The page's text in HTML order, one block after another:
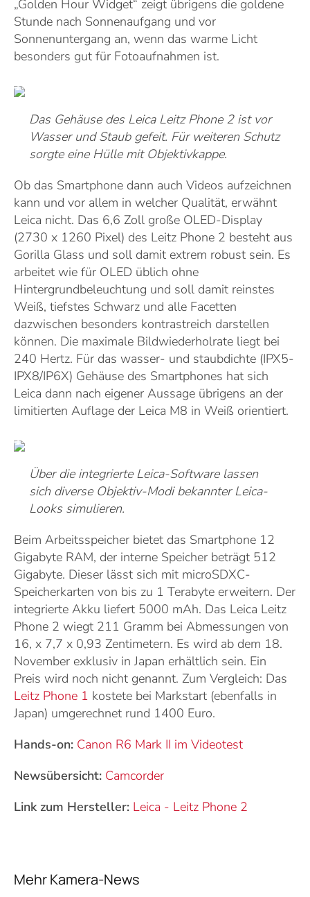
„Golden Hour Widget“ zeigt übrigens die goldene
Stunde nach Sonnenaufgang und vor
Sonnenuntergang an, wenn das warme Licht
besonders gut für Fotoaufnahmen ist.
Das Gehäuse des Leica Leitz Phone 2 ist vor
Wasser und Staub gefeit. Für weiteren Schutz
sorgte eine Hülle mit Objektivkappe.
Ob das Smartphone dann auch Videos aufzeichnen
kann und vor allem in welcher Qualität, erwähnt
Leica nicht. Das 6,6 Zoll große OLED-Display
(2730 x 1260 Pixel) des Leitz Phone 2 besteht aus
Gorilla Glass und soll damit extrem robust sein. Es
arbeitet wie für OLED üblich ohne
Hintergrundbeleuchtung und soll damit reinstes
Weiß, tiefstes Schwarz und alle Facetten
dazwischen besonders kontrastreich darstellen
können. Die maximale Bildwiederholrate liegt bei
240 Hertz. Für das wasser- und staubdichte (IPX5-
IPX8/IP6X) Gehäuse des Smartphones hat sich
Leica dann nach eigener Aussage übrigens an der
limitierten Auflage der Leica M8 in Weiß orientiert.
Über die integrierte Leica-Software lassen
sich diverse Objektiv-Modi bekannter Leica-
Looks simulieren.
Beim Arbeitsspeicher bietet das Smartphone 12
Gigabyte RAM, der interne Speicher beträgt 512
Gigabyte. Dieser lässt sich mit microSDXC-
Speicherkarten von bis zu 1 Terabyte erweitern. Der
integrierte Akku liefert 5000 mAh. Das Leica Leitz
Phone 2 wiegt 211 Gramm bei Abmessungen von
16, x 7,7 x 0,93 Zentimetern. Es wird ab dem 18.
November exklusiv in Japan erhältlich sein. Ein
Preis wird noch nicht genannt. Zum Vergleich: Das
Leitz Phone 1 kostete bei Markstart (ebenfalls in
Japan) umgerechnet rund 1400 Euro.
Hands-on: Canon R6 Mark II im Videotest
Newsübersicht: Camcorder
Link zum Hersteller: Leica - Leitz Phone 2
Mehr Kamera-News